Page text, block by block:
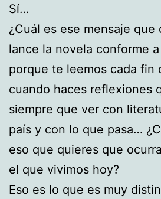
Sí…
¿Cuál es ese mensaje que
lance la novela conforme
porque te leemos cada fin
cuando haces reflexiones
siempre que ver con
país y con lo que pasa…
eso que quieres que
el que vivimos hoy?
Eso es lo que es muy